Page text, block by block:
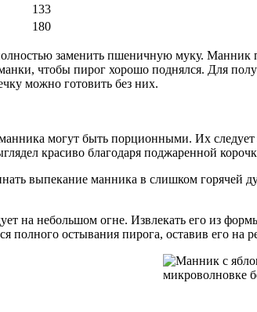
133
180
заменить пшеничную муку. Манник
чтобы пирог хорошо поднялся. Для
можно готовить без них.
могут быть порционными. Их следует
красиво благодаря поджаренной
выпекание манника в слишком горячей
на небольшом огне. Извлекать его из
полного остывания пирога, оставив его на